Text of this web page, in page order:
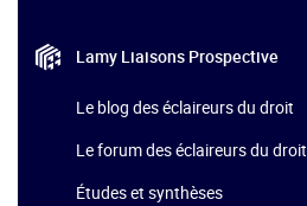
Lamy Liaisons Prospective
Le blog des éclaireurs du droit
Le forum des éclaireurs du droit
Études et synthèses